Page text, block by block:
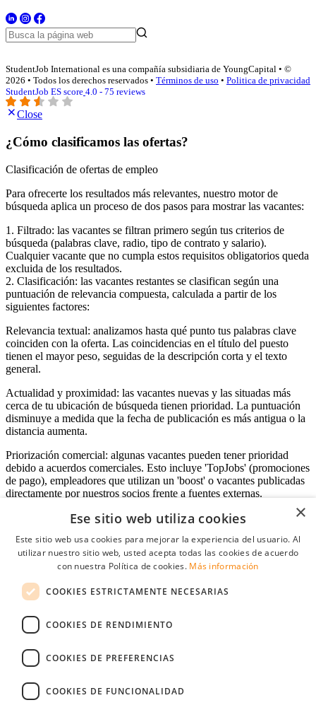
StudentJob International es una compañía subsidiaria de YoungCapital • ©
2026 • Todos los derechos reservados • Términos de uso • Politica de privacidad
StudentJob ES score 4.0 - 75 reviews
Close
¿Cómo clasificamos las ofertas?
Clasificación de ofertas de empleo
Para ofrecerte los resultados más relevantes, nuestro motor de
búsqueda aplica un proceso de dos pasos para mostrar las vacantes:
1. Filtrado: las vacantes se filtran primero según tus criterios de
búsqueda (palabras clave, radio, tipo de contrato y salario).
Cualquier vacante que no cumpla estos requisitos obligatorios queda
excluida de los resultados.
2. Clasificación: las vacantes restantes se clasifican según una
puntuación de relevancia compuesta, calculada a partir de los
siguientes factores:
Relevancia textual: analizamos hasta qué punto tus palabras clave
coinciden con la oferta. Las coincidencias en el título del puesto
tienen el mayor peso, seguidas de la descripción corta y el texto
general.
Actualidad y proximidad: las vacantes nuevas y las situadas más
cerca de tu ubicación de búsqueda tienen prioridad. La puntuación
disminuye a medida que la fecha de publicación es más antigua o la
distancia aumenta.
Priorización comercial: algunas vacantes pueden tener prioridad
debido a acuerdos comerciales. Esto incluye 'TopJobs' (promociones
de pago), empleadores que utilizan un 'boost' o vacantes publicadas
directamente por nuestros socios frente a fuentes externas.
Acceso empresas
Contraseña
Recordarme
Conectarse
Registro gratuito empresas
×
Ese sitio web utiliza cookies
Este sitio web usa cookies para mejorar la experiencia del usuario. Al
utilizar nuestro sitio web, usted acepta todas las cookies de acuerdo
con nuestra Política de cookies. Más información
COOKIES ESTRICTAMENTE NECESARIAS
COOKIES DE RENDIMIENTO
COOKIES DE PREFERENCIAS
COOKIES DE FUNCIONALIDAD